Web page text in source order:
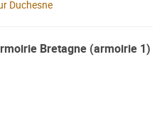
Duchesne
Bretagne (armoirie 1)